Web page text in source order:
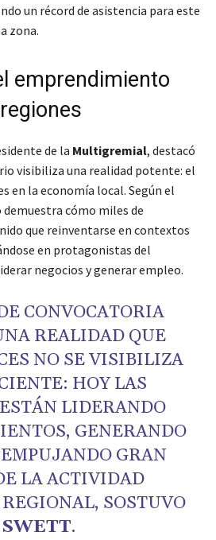
un récord de asistencia para este
zona.
emprendimiento
de la Multigremial, destacó
visibiliza una realidad potente: el
en la economía local. Según el
cómo miles de
que reinventarse en contextos
en protagonistas del
negocios y generar empleo.
CONVOCATORIA
REALIDAD QUE
NO SE VISIBILIZA
HOY LAS
LIDERANDO
GENERANDO
GRAN
LA ACTIVIDAD
SOSTUVO
SWETT.